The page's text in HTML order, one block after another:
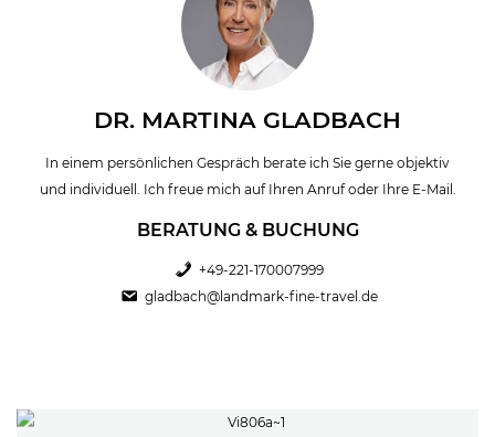
DR. MARTINA GLADBACH
In einem persönlichen Gespräch berate ich Sie gerne objektiv
und individuell. Ich freue mich auf Ihren Anruf oder Ihre E-Mail.
BERATUNG & BUCHUNG
+49-221-170007999
gladbach@landmark-fine-travel.de